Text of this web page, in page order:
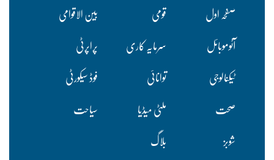
صفحہ اول قومی
بین الاقوامی
آٹوموبائل
سرمایہ کاری
پراپرٹی
ٹیکنالوجی
توانائی
فوڈ سیکورٹی
صحت
ملٹی میڈیا
سیاحت
شوبز
بلاگ